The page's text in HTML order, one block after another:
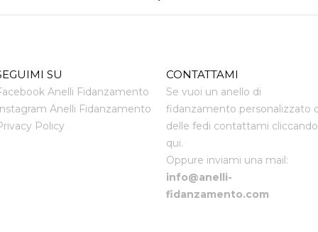
SU
Anelli Fidanzamento
Anelli Fidanzamento
Policy
CONTATTAMI
Se vuoi un anello di
fidanzamento personalizzato
delle fedi contattami cliccando
qui.
Oppure inviami una mail:
info@anelli-
fidanzamento.com